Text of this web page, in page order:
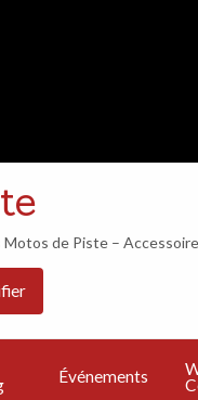
de Piste –
Événements